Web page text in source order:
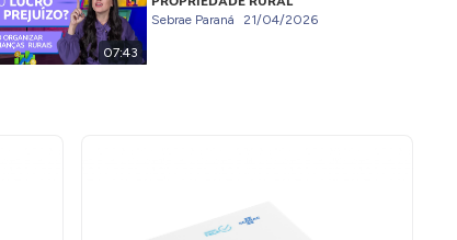
07:43
Sebrae Paraná 21/04/2026